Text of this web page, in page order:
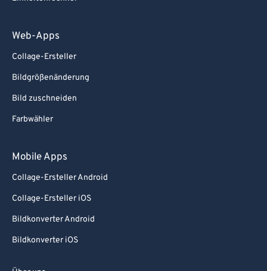
Web-Apps
Collage-Ersteller
Bildgrößenänderung
Bild zuschneiden
Farbwähler
Mobile Apps
Collage-Ersteller Android
Collage-Ersteller iOS
Bildkonverter Android
Bildkonverter iOS